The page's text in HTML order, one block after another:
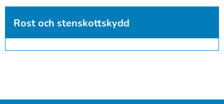
Rost och stenskottskydd